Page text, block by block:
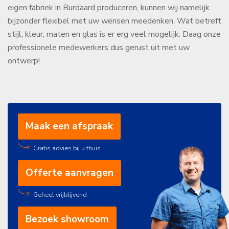
eigen fabriek in Burdaard produceren, kunnen wij namelijk
bijzonder flexibel met uw wensen meedenken. Wat betreft
stijl, kleur, maten en glas is er erg veel mogelijk. Daag onze
professionele medewerkers dus gerust uit met uw
ontwerp!
Maak een afspraak
Gratis advies bij u thuis
Offerte aanvragen
Geheel vrijblijvend
Bezoek showroom